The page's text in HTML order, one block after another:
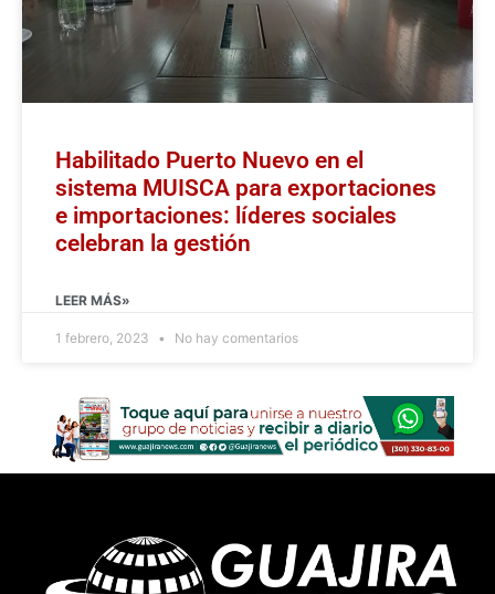
Habilitado Puerto Nuevo en el
sistema MUISCA para exportaciones
e importaciones: líderes sociales
celebran la gestión
LEER MÁS»
1 febrero, 2023 No hay comentarios